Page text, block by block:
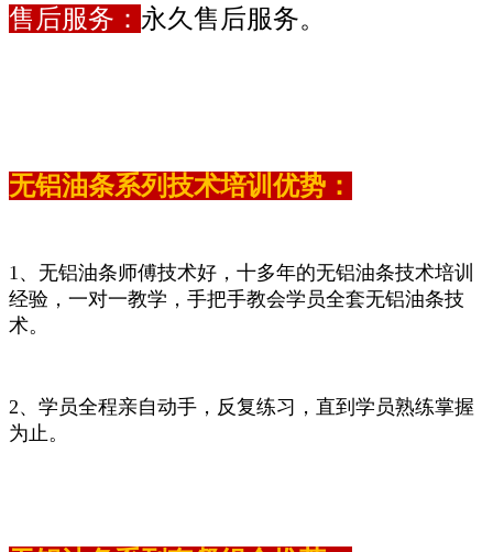
售后服务： 永久售后服务。
无铝油条系列技术培训优势：
1、无铝油条师傅技术好，十多年的无铝油条技术培训
经验，一对一教学，手把手教会学员全套无铝油条技
术。
2、学员全程亲自动手，反复练习，直到学员熟练掌握
为止。